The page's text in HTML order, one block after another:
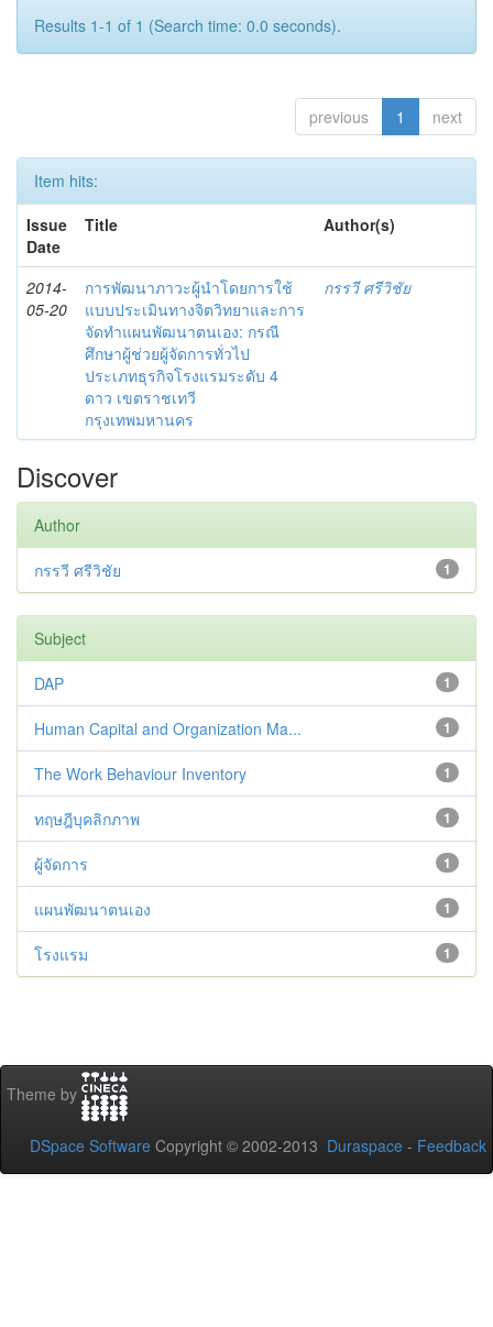
Results 1-1 of 1 (Search time: 0.0 seconds).
previous 1 next
Item hits:
Issue
Date
Title Author(s)
2014-
05-20
การพัฒนาภาวะผู้นำโดยการใช้
แบบประเมินทางจิตวิทยาและการ
จัดทำแผนพัฒนาตนเอง: กรณี
ศึกษาผู้ช่วยผู้จัดการทั่วไป
ประเภทธุรกิจโรงแรมระดับ 4
ดาว เขตราชเทวี
กรุงเทพมหานคร
กรรวี ศรีวิชัย
Discover
Author
1
กรรวี ศรีวิชัย
Subject
1
DAP
1
Human Capital and Organization Ma...
1
The Work Behaviour Inventory
1
ทฤษฎีบุคลิกภาพ
1
ผู้จัดการ
1
แผนพัฒนาตนเอง
1
โรงแรม
Theme by
DSpace Software Copyright © 2002-2013 Duraspace - Feedback